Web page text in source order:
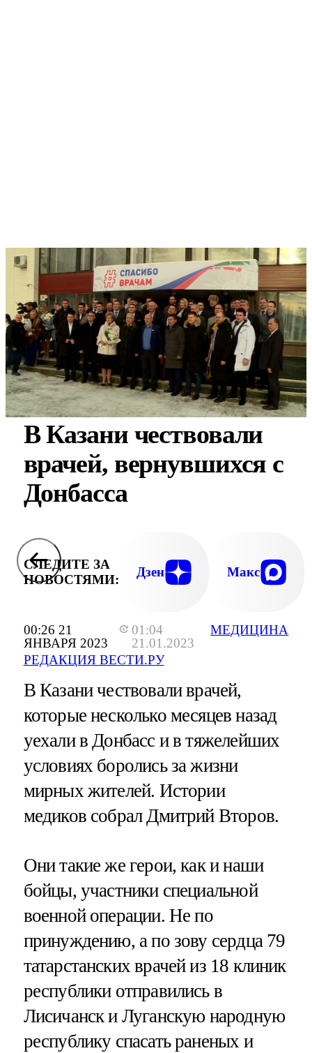
00:26 21
ЯНВАРЯ 2023
01:04
21.01.2023
РЕДАКЦИЯ ВЕСТИ.РУ
МЕДИЦИНА
В Казани чествовали
врачей, вернувшихся с
Донбасса
СЛЕДИТЕ ЗА
НОВОСТЯМИ:
Дзен Макс
В Казани чествовали врачей,
которые несколько месяцев назад
уехали в Донбасс и в тяжелейших
условиях боролись за жизни
мирных жителей. Истории
медиков собрал Дмитрий Второв.
Они такие же герои, как и наши
бойцы, участники специальной
военной операции. Не по
принуждению, а по зову сердца 79
татарстанских врачей из 18 клиник
республики отправились в
Лисичанск и Луганскую народную
республику спасать раненых и